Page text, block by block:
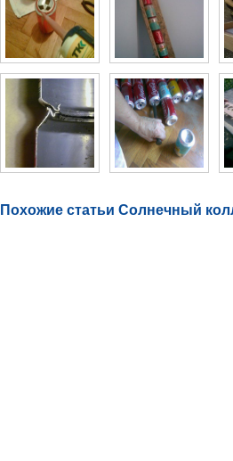
Похожие статьи Солнечный